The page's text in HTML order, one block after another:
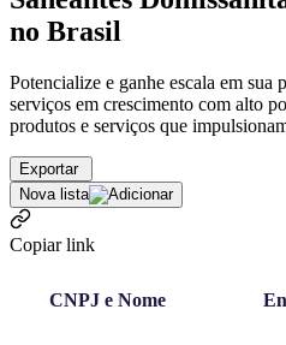
no Brasil
Potencialize e ganhe escala em sua
serviços em crescimento com alto
produtos e serviços que
Exportar
Nova lista
Copiar link
CNPJ e Nome